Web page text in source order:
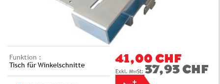
Funktion :
Tisch für Winkelschnitte
41,00 CHF
37,93 CHF